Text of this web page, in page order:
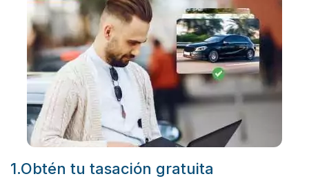
1.Obtén tu tasación gratuita